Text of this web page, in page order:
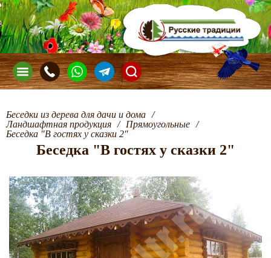
Беседки из дерева для дачи и дома /
Ландшафтная продукция / Прямоугольные /
Беседка "В гостях у сказки 2"
Беседка "В гостях у сказки 2"